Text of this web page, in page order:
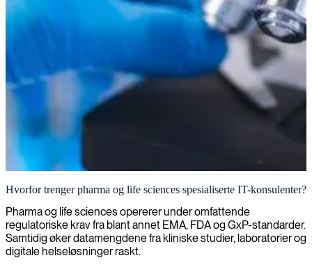
IT-konsulenter for pharma og life sciences
Strenge regulatoriske krav og komplekse forskningsdata stiller
høyere krav til IT. Vi leverer erfarne IT-konsulenter for sikre
plattformer, validerte systemer og stabil drift innen pharma og life
sciences.
Hvorfor trenger pharma og life sciences spesialiserte IT-konsulenter?
Pharma og life sciences opererer under omfattende
regulatoriske krav fra blant annet EMA, FDA og GxP-standarder.
Samtidig øker datamengdene fra kliniske studier, laboratorier og
digitale helseløsninger raskt.